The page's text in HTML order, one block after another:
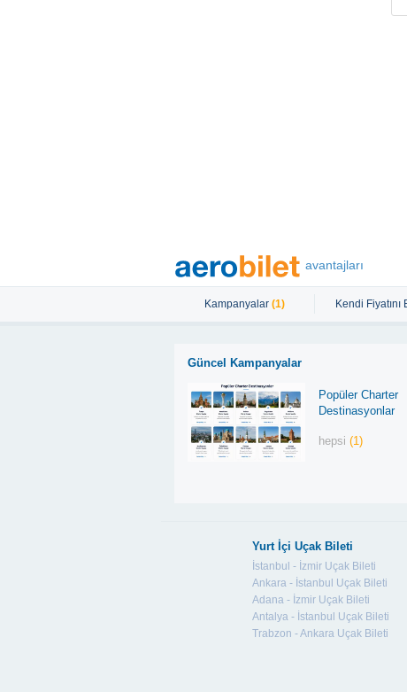
avantajları
Kampanyalar (1) Kendi Fiyatını
Güncel Kampanyalar
Popüler Charter
Destinasyonlar
hepsi(1)
Yurt İçi Uçak Bileti
İstanbul - İzmir Uçak Bileti
Ankara - İstanbul Uçak Bileti
Adana - İzmir Uçak Bileti
Antalya - İstanbul Uçak Bileti
Trabzon - Ankara Uçak Bileti